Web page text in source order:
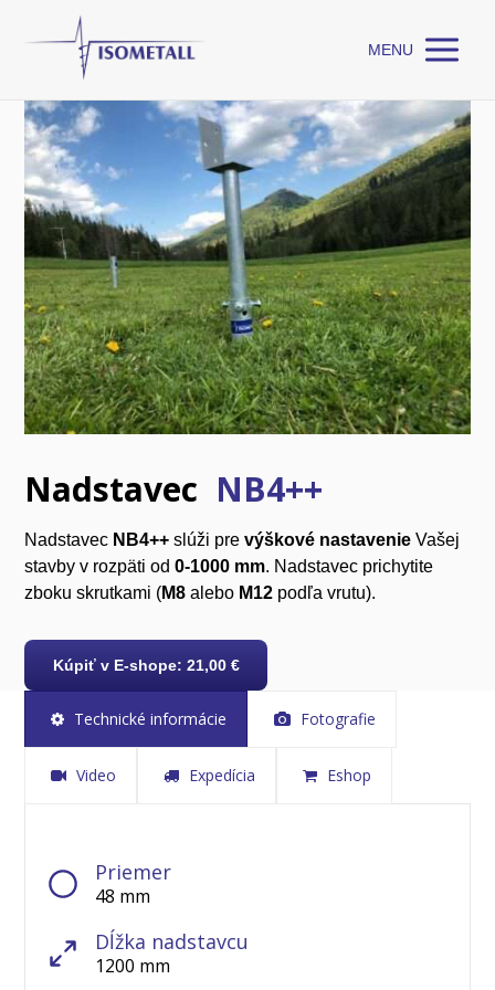
MENU
Nadstavec NB4++
Nadstavec NB4++ slúži prevýškové nastavenie Vašej
stavby v rozpäti od0-1000 mm. Nadstavec prichytite
zboku skrutkami (M8 alebo M12 podľa vrutu).
Kúpiť v E-shope: 21,00 €
Technické informácie Fotografie
Video Expedícia Eshop
Priemer
48 mm
Dĺžka nadstavcu
1200 mm